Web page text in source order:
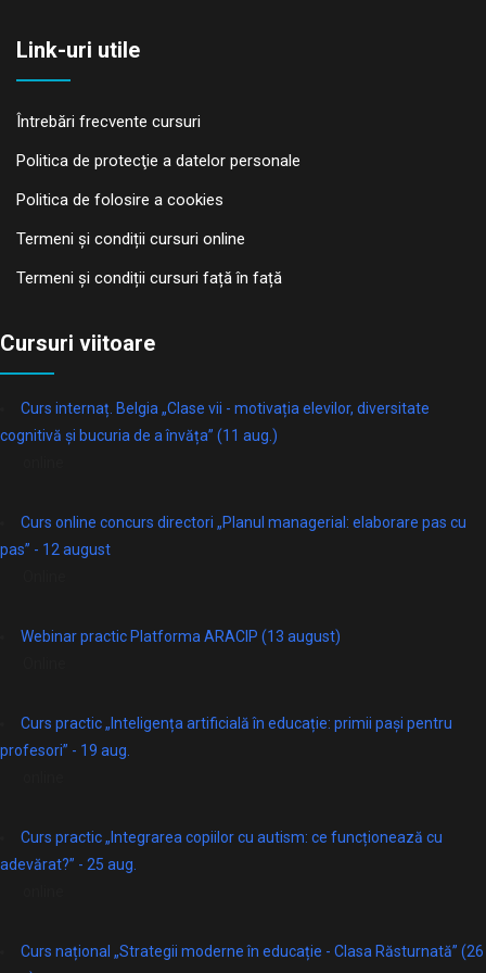
Link-uri utile
Întrebări frecvente cursuri
Politica de protecţie a datelor personale
Politica de folosire a cookies
Termeni și condiții cursuri online
Termeni și condiții cursuri față în față
Cursuri viitoare
Curs internaț. Belgia „Clase vii - motivația elevilor, diversitate
cognitivă și bucuria de a învăța” (11 aug.)
Curs online concurs directori „Planul managerial: elaborare pas cu
pas” - 12 august
Webinar practic Platforma ARACIP (13 august)
Curs practic „Inteligența artificială în educație: primii pași pentru
profesori” - 19 aug.
Curs practic „Integrarea copiilor cu autism: ce funcționează cu
adevărat?” - 25 aug.
Curs național „Strategii moderne în educație - Clasa Răsturnată” (26